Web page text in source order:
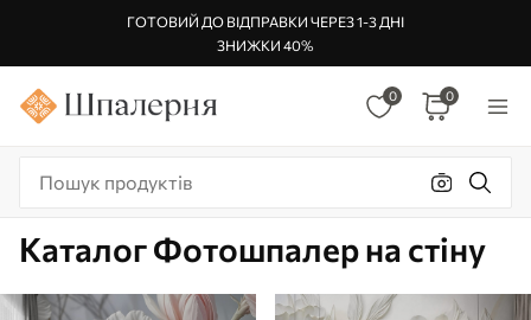
ГОТОВИЙ ДО ВІДПРАВКИ ЧЕРЕЗ 1-3 ДНІ
ЗНИЖКИ 40%
0 0
Каталог Фотошпалер на стіну